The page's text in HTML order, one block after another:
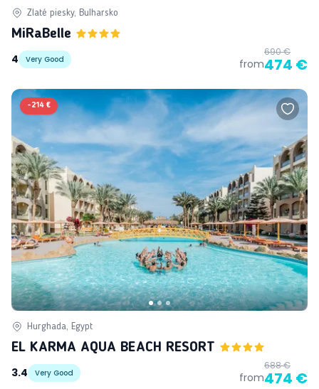
Zlaté piesky, Bulharsko
MiRaBelle
4
Very Good from
690 €
474 €
-214 €
Hurghada, Egypt
EL KARMA AQUA BEACH RESORT
3.4
Very Good from
688 €
474 €